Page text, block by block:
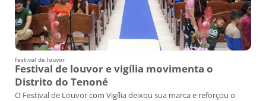
festival de louvor
Festival de louvor e vigília movimenta o
Distrito do Tenoné
O Festival de Louvor com Vigília deixou sua marca e reforçou o